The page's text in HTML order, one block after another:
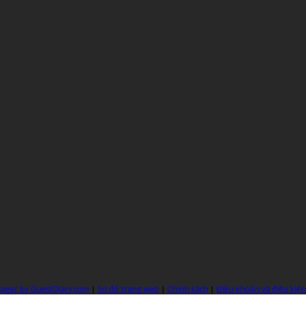
by GuestDiary.com | Sơ đồ trang web | Chính sách | Điều khoản và điều kiện